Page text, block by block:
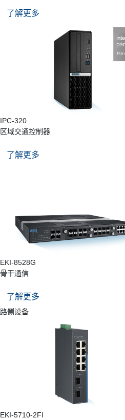
了解更多
IPC-320
区域交通控制器
了解更多
EKI-8528G
骨干通信
了解更多
路侧设备
EKI-5710-2FI